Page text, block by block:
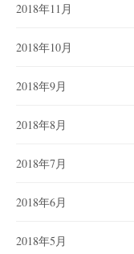
2018年11月
2018年10月
2018年9月
2018年8月
2018年7月
2018年6月
2018年5月